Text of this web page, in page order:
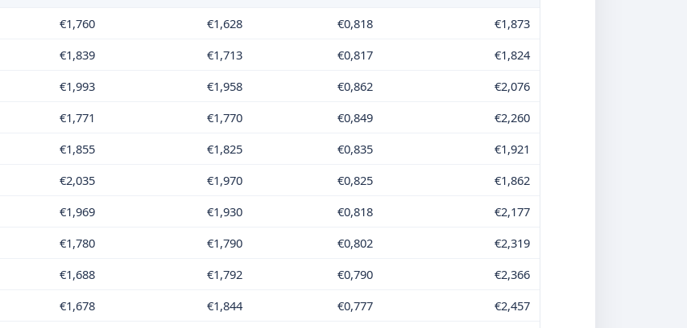
€1,760 €1,628 €0,818
€1,873
€1,839 €1,713 €0,817
€1,824
€1,993 €1,958 €0,862
€2,076
€1,771 €1,770 €0,849
€2,260
€1,855 €1,825 €0,835
€1,921
€2,035 €1,970 €0,825
€1,862
€1,969 €1,930 €0,818
€2,177
€1,780 €1,790 €0,802
€2,319
€1,688 €1,792 €0,790
€2,366
€1,678 €1,844 €0,777
€2,457